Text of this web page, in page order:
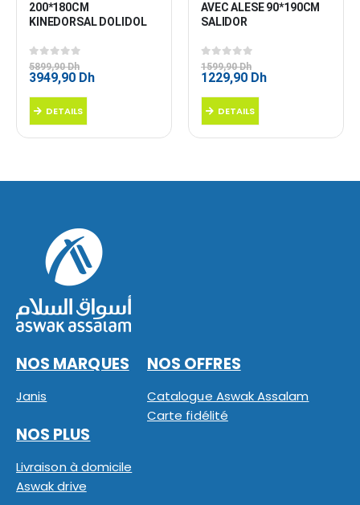
200*180CM
KINEDORSAL DOLIDOL
0sur 5
5899,90Dh
Le
était :
5899,90 Dh.
3949,90 DhLe
DETAILS
AVEC ALESE 90*190CM
SALIDOR
0 sur 5
1599,90Dh
Le
était :
1599,90 Dh.
1229,90 DhLe
DETAILS
NOS MARQUES
Janis
NOS OFFRES
Catalogue Aswak Assalam
Carte fidélité
NOS PLUS
Livraison à domicile
Aswak drive